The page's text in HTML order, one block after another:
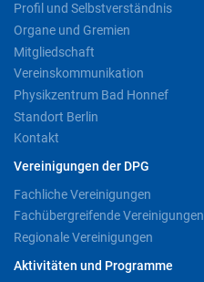
Profil und Selbstverständnis
Organe und Gremien
Mitgliedschaft
Vereinskommunikation
Physikzentrum Bad Honnef
Standort Berlin
Kontakt
Vereinigungen der DPG
Fachliche Vereinigungen
Fachübergreifende Vereinigungen
Regionale Vereinigungen
Aktivitäten und Programme